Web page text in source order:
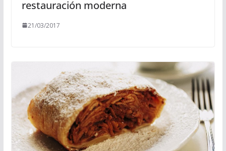
restauración moderna
21/03/2017